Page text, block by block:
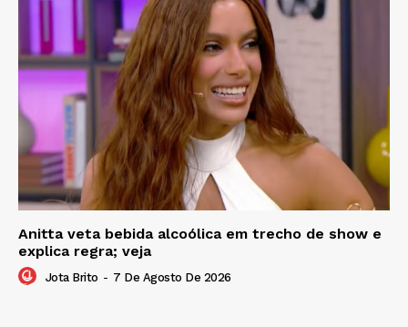
Anitta veta bebida alcoólica em trecho de show e
explica regra; veja
Jota Brito - 7 De Agosto De 2026